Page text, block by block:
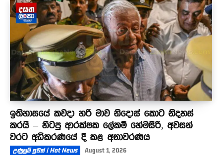
ඉතිහාසයේ කවදා හරි මාව නිදොස් කොට නිදහස්
කරයි – හිටපු ආරක්ෂක ලේකම් හේමසිරි, අවසන්
වරට අධිකරණයේ දී කළ අනාවරණය
උණුසුම් පුවත් | Hot News August 1, 2026